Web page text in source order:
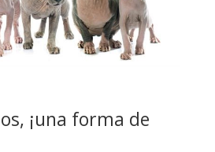
¡una forma de